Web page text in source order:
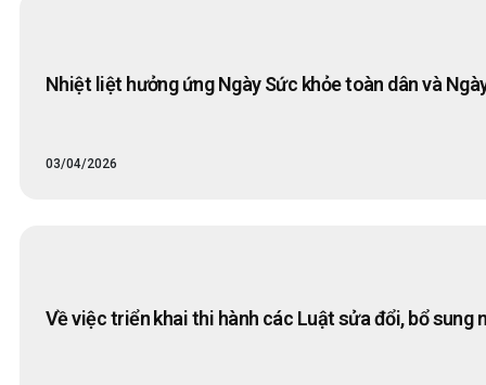
Nhiệt liệt hưởng ứng Ngày Sức khỏe toàn dân và
03/04/2026
Về việc triển khai thi hành các Luật sửa đổi, bổ sung